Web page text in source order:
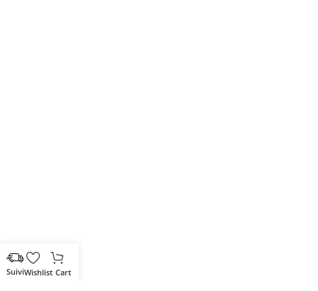
Wishlist Cart